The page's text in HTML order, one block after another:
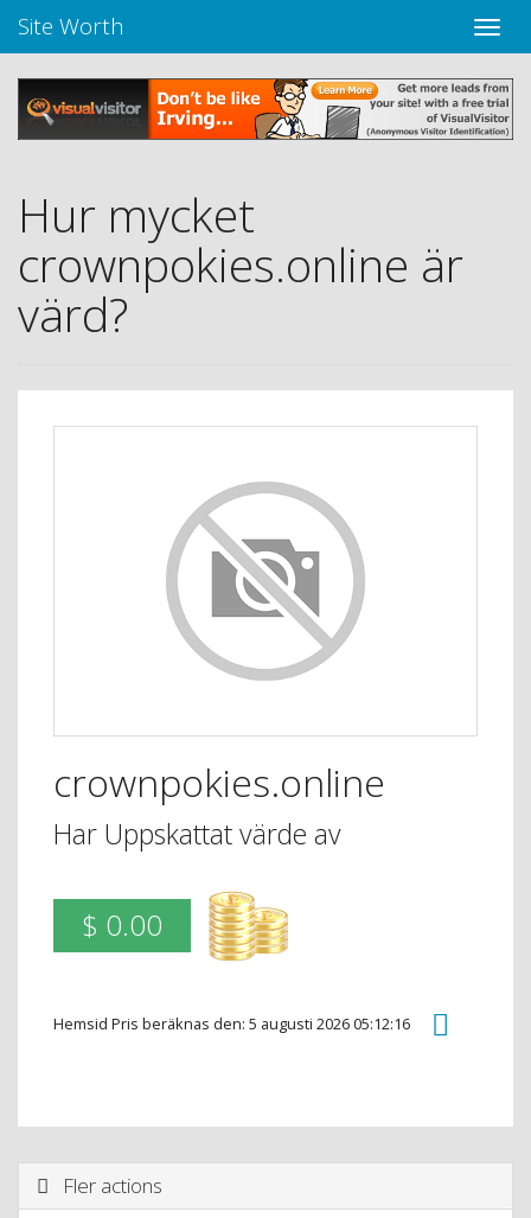
Toggle
Site Worth
Hur mycket
crownpokies.online är
värd?
crownpokies.online
Har Uppskattat värde av
$ 0.00
Hemsid Pris beräknas den: 5 augusti 2026 05:12:16
Fler actions